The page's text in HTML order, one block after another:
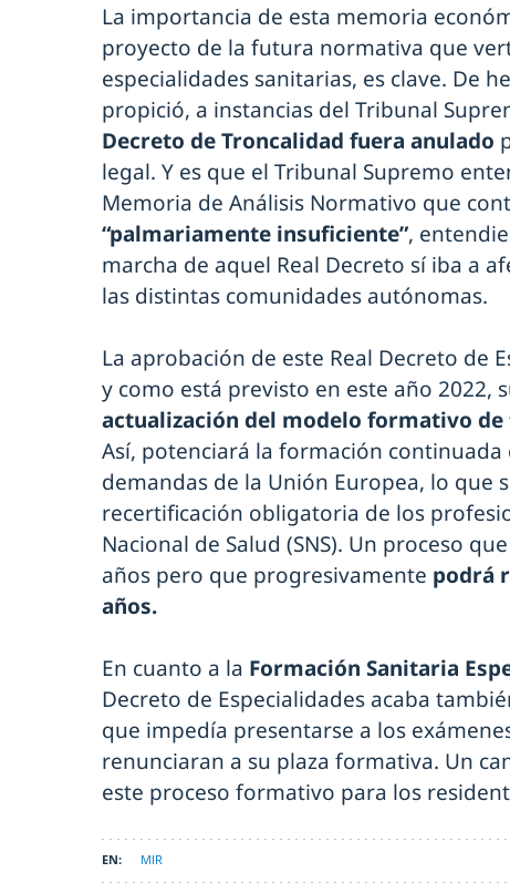
La importancia de esta memoria
proyecto de la futura normativa que
especialidades sanitarias, es clave. De
propició, a instancias del Tribunal
Decreto de Troncalidad fuera anulado
legal. Y es que el Tribunal Supremo
Memoria de Análisis Normativo que
“palmariamente insuficiente”,
marcha de aquel Real Decreto sí iba a
las distintas comunidades autónomas.
La aprobación de este Real Decreto de
y como está previsto en este año 2022,
actualización del modelo formativo de
Así, potenciará la formación
demandas de la Unión Europea, lo que
recertificación obligatoria de los
Nacional de Salud (SNS). Un proceso
años pero que progresivamente podrá
años.
En cuanto a la Formación Sanitaria
Decreto de Especialidades acaba
que impedía presentarse a los
renunciaran a su plaza formativa. Un
este proceso formativo para los
MIR